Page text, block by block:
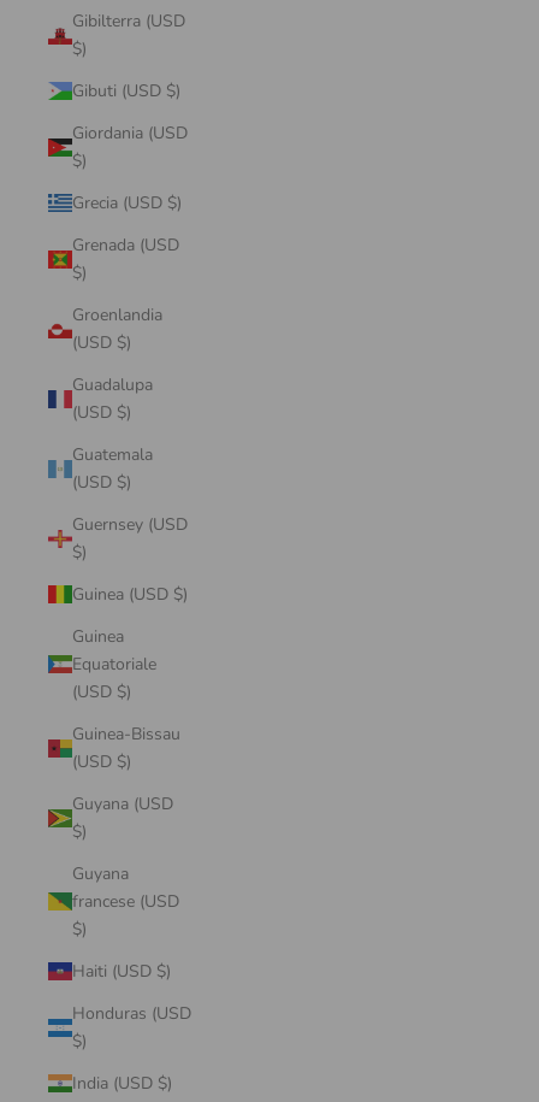
Gibilterra (USD
$)
Gibuti (USD $)
Giordania (USD
$)
Grecia (USD $)
Grenada (USD
$)
Groenlandia
(USD $)
Guadalupa
(USD $)
Guatemala
(USD $)
Guernsey (USD
$)
Guinea (USD $)
Guinea
Equatoriale
(USD $)
Guinea-Bissau
(USD $)
Guyana (USD
$)
Guyana
francese (USD
$)
Haiti (USD $)
Honduras (USD
$)
India (USD $)